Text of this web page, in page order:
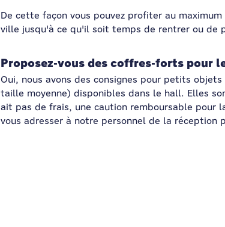
De cette façon vous pouvez profiter au
ville jusqu'à ce qu'il soit temps de rentrer ou de
Proposez-vous des coffres-forts pour
Oui, nous avons des consignes pour petits
taille moyenne) disponibles dans le hall. Elles
ait pas de frais, une caution remboursable pour
vous adresser à notre personnel de la réception